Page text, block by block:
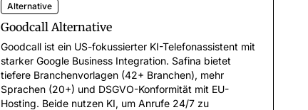
Alternative
Goodcall Alternative
Goodcall ist ein US-fokussierter KI-Telefonassistent mit
starker Google Business Integration. Safina bietet
tiefere Branchenvorlagen (42+ Branchen), mehr
Sprachen (20+) und DSGVO-Konformität mit EU-
Hosting. Beide nutzen KI, um Anrufe 24/7 zu